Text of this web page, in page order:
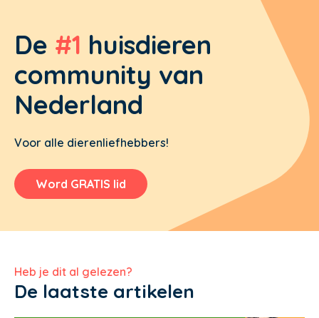
De #1 huisdieren
community van
Nederland
Voor alle dierenliefhebbers!
Word GRATIS lid
Heb je dit al gelezen?
De laatste artikelen